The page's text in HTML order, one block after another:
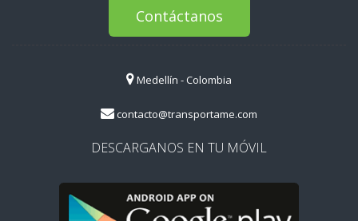
Contáctanos
Medellín - Colombia
contacto@transportame.com
DESCARGANOS EN TU MÓVIL